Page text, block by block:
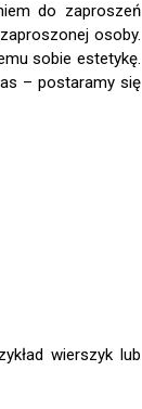
do zaproszeń
osoby.
sobie estetykę.
– postaramy się
wierszyk lub